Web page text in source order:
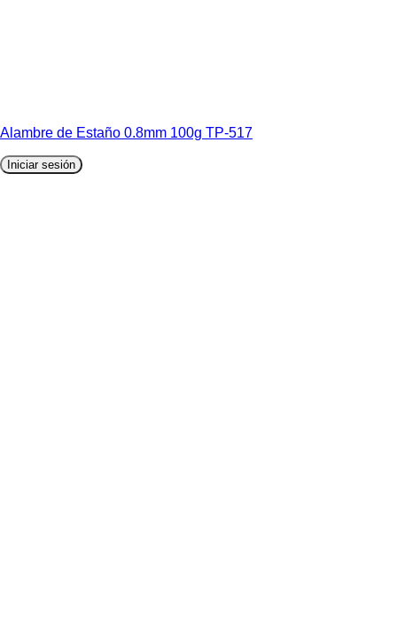
Alambre de Estaño 0.8mm 100g TP-517
Iniciar sesión